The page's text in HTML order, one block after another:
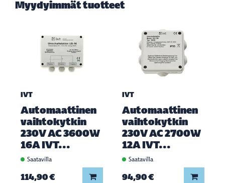
Myydyimmät tuotteet
IVT
Automaattinen
vaihtokytkin
230V AC 3600W
16A IVT...
Saatavilla
114,90 € Lisää koriin
IVT
Automaattinen
vaihtokytkin
230V AC 2700W
12A IVT...
Saatavilla
94,90 € Lisää